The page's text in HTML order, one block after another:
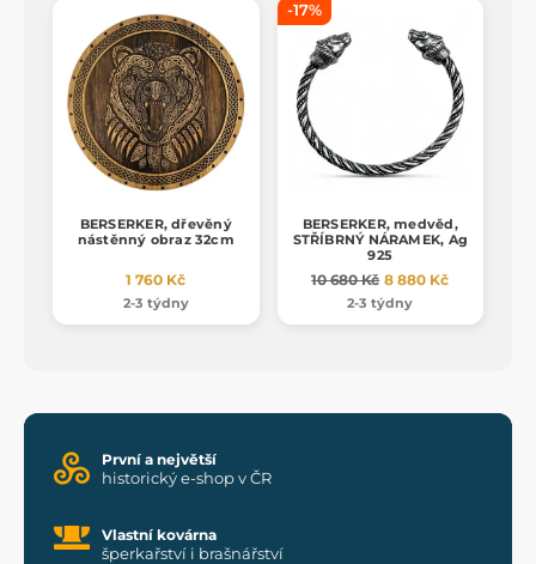
BERSERKER, dřevěný
nástěnný obraz 32cm
1 760 Kč
2-3 týdny
-17%
BERSERKER, medvěd,
STŘÍBRNÝ NÁRAMEK, Ag
925
10 680 Kč 8 880 Kč
2-3 týdny
První a největší
historický e-shop v ČR
Vlastní kovárna
šperkařství i brašnářství